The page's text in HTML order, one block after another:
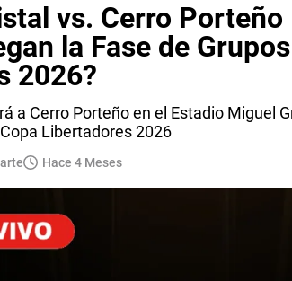
vs. Cerro Porteño
la Fase de
2026?
a Cerro Porteño en el Estadio Miguel
Libertadores 2026
Hace 4 Meses